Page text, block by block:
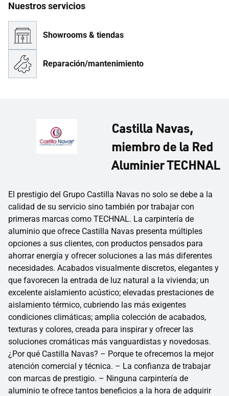
Nuestros servicios
Showrooms & tiendas
Reparación/mantenimiento
Castilla Navas,
miembro de la Red
Aluminier TECHNAL
El prestigio del Grupo Castilla Navas no solo se debe a la
calidad de su servicio sino también por trabajar con
primeras marcas como TECHNAL. La carpintería de
aluminio que ofrece Castilla Navas presenta múltiples
opciones a sus clientes, con productos pensados para
ahorrar energía y ofrecer soluciones a las más diferentes
necesidades. Acabados visualmente discretos, elegantes y
que favorecen la entrada de luz natural a la vivienda; un
excelente aislamiento acústico; elevadas prestaciones de
aislamiento térmico, cubriendo las más exigentes
condiciones climáticas; amplia colección de acabados,
texturas y colores, creada para inspirar y ofrecer las
soluciones cromáticas más vanguardistas y novedosas.
¿Por qué Castilla Navas? – Porque te ofrecemos la mejor
atención comercial y técnica. – La confianza de trabajar
con marcas de prestigio. – Ninguna carpintería de
aluminio te ofrece tantos beneficios a la hora de adquirir